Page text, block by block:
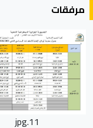
مرفقات
11.jpg